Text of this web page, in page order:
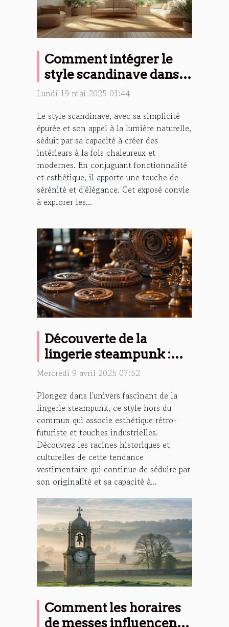
Comment intégrer le
style scandinave dans
différents espaces de la
Lundi 19 mai 2025 01:44
Le style scandinave, avec sa simplicité
épurée et son appel à la lumière naturelle,
séduit par sa capacité à créer des
intérieurs à la fois chaleureux et
modernes. En conjuguant fonctionnalité
et esthétique, il apporte une touche de
sérénité et d'élégance. Cet exposé convie
à explorer les...
Découverte de la
lingerie steampunk :
Origines et
Mercredi 9 avril 2025 07:52
Plongez dans l'univers fascinant de la
lingerie steampunk, ce style hors du
commun qui associe esthétique rétro-
futuriste et touches industrielles.
Découvrez les racines historiques et
culturelles de cette tendance
vestimentaire qui continue de séduire par
son originalité et sa capacité à...
Comment les horaires
de messes influencent